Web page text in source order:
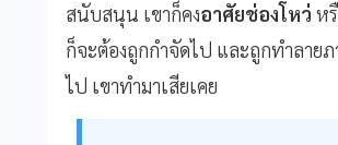
สนับสนุน เขาก็คงอาศัยช่องโหว่ ห
ก็จะต้องถูกกําจัดไป และถูกทําลายภ
ไป เขาทํามาเสียเคย